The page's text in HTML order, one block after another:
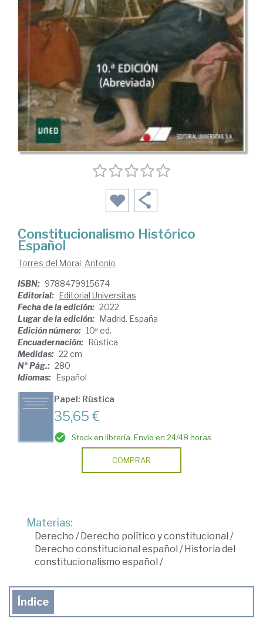
Constitucionalismo Histórico
Español
Torres del Moral, Antonio
ISBN: 9788479915674
Editorial: Editorial Universitas
Fecha de la edición: 2022
Lugar de la edición: Madrid. España
Edición número: 10ª ed.
Encuadernación: Rústica
Medidas: 22 cm
Nº Pág.: 280
Idiomas: Español
Papel: Rústica
35,65 €
Stock en librería. Envío en 24/48 horas
COMPRAR
Materias:
Derecho /Derecho político y constitucional /
Derecho constitucional español /Historia del
constitucionalismo español /
Índice